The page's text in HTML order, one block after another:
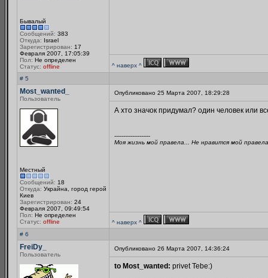
Бывалый
Сообщений: 383
Откуда: Israel
Зарегистрирован: 17
Февраля 2007, 17:05:39
Пол: Не определен
Статус: offline
^ наверх ^
# 5
Most_wanted_
Пользователь
Местный
Сообщений: 18
Откуда: Украйна, город герой
Киев
Зарегистрирован: 24
Февраля 2007, 09:49:54
Пол: Не определен
Статус: offline
Опубликовано 25 Марта 2007, 18:29:28
А хто значок придумал? один человек или
--------------------
Моя жизнь мой правела... Не нравится мой
^ наверх ^
# 6
FreiDy_
Пользователь
Опубликовано 26 Марта 2007, 14:36:24
to Most_wanted: privet Tebe:)